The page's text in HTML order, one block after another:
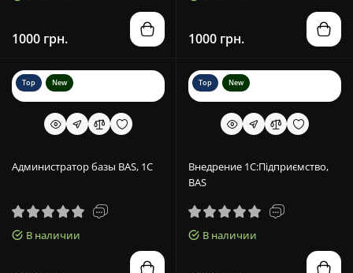
1000 грн. 1000 грн.
Top New
Администратор базы BAS, 1С
В наличии
Top New
Внедрение 1С:Підприємство,
BAS
В наличии